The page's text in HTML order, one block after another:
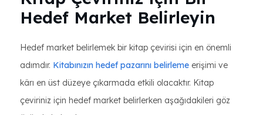
Hedef Market Belirleyin
Hedef market belirlemek bir kitap çevirisi için en önemli
adımdır. Kitabınızın hedef pazarını belirleme erişimi ve
kârı en üst düzeye çıkarmada etkili olacaktır. Kitap
çeviriniz için hedef market belirlerken aşağıdakileri göz